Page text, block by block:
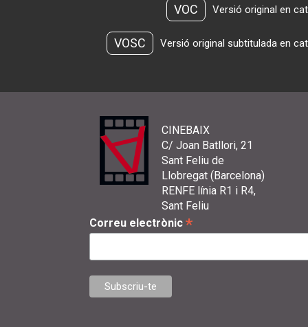
VOC Versió original en
VOSC Versió original subtitulada en
CINEBAIX
C/ Joan Batllori, 21
Sant Feliu de
Llobregat (Barcelona)
RENFE línia R1 i R4,
Sant Feliu
Correu electrònic *